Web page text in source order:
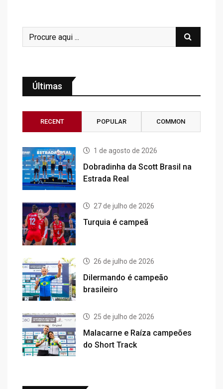
Últimas
RECENT POPULAR COMMON
1 de agosto de 2026
Dobradinha da Scott Brasil na
Estrada Real
27 de julho de 2026
Turquia é campeã
26 de julho de 2026
Dilermando é campeão
brasileiro
25 de julho de 2026
Malacarne e Raíza campeões
do Short Track